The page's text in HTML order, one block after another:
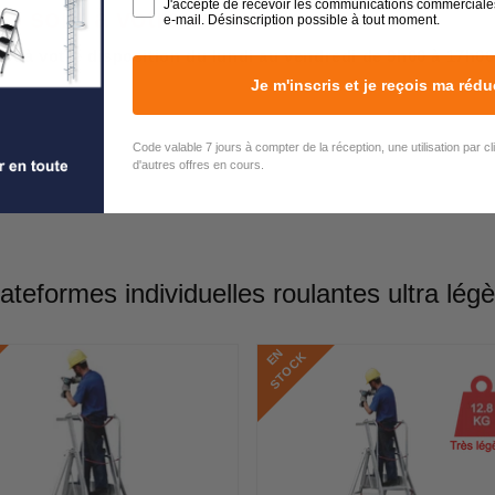
sont à votre écoute !
à votre disposition du lundi au vendredi de 9h00 à 17h00
individuelles roulantes ultra
E
N
S
T
O
C
K
J'accepte de recevoir les communications
e-mail. Désinscription possible à tout moment.
Je m'inscris et je reçois ma
Code valable 7 jours à compter de la réception, une utilisation par
d'autres offres en cours.